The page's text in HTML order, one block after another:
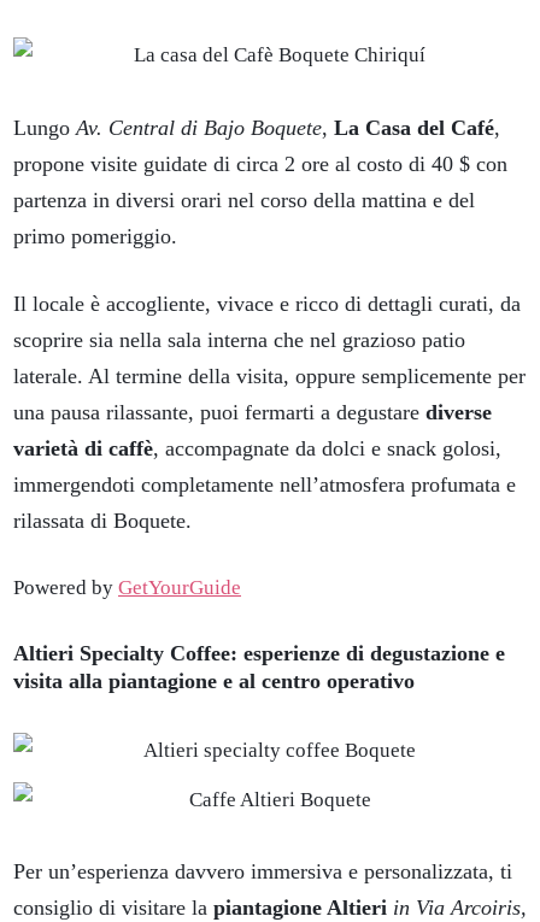
LungoAv. Central di Bajo Boquete, La Casa del Café,
propone visite guidate di circa 2 ore al costo di 40 $ con
partenza in diversi orari nel corso della mattina e del
primo pomeriggio.
Il locale è accogliente, vivace e ricco di dettagli curati, da
scoprire sia nella sala interna che nel grazioso patio
laterale. Al termine della visita, oppure semplicemente per
una pausa rilassante, puoi fermarti a degustare diverse
varietà di caffè, accompagnate da dolci e snack golosi,
immergendoti completamente nell’atmosfera profumata e
rilassata di Boquete.
Powered by GetYourGuide
Altieri Specialty Coffee: esperienze di degustazione e
visita alla piantagione e al centro operativo
Per un’esperienza davvero immersiva e personalizzata, ti
consiglio di visitare la piantagione Altieri in Via Arcoiris,